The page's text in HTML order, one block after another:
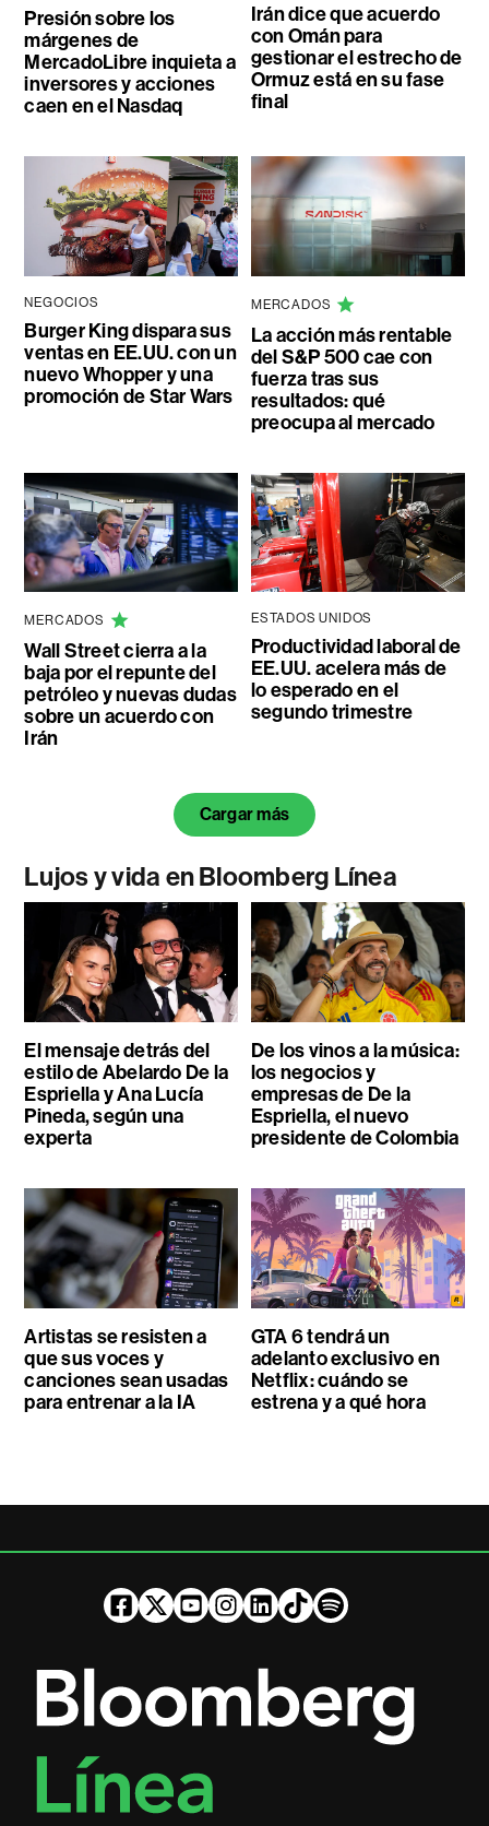
Presión sobre los
márgenes de
MercadoLibre inquieta a
inversores y acciones
caen en el Nasdaq
Irán dice que acuerdo
con Omán para
gestionar el estrecho de
Ormuz está en su fase
final
NEGOCIOS
Burger King dispara sus
ventas en EE.UU. con un
nuevo Whopper y una
promoción de Star Wars
MERCADOS
La acción más rentable
del S&P 500 cae con
fuerza tras sus
resultados: qué
preocupa al mercado
MERCADOS
Wall Street cierra a la
baja por el repunte del
petróleo y nuevas dudas
sobre un acuerdo con
Irán
ESTADOS UNIDOS
Productividad laboral de
EE.UU. acelera más de
lo esperado en el
segundo trimestre
Cargar más
Lujos y vida en Bloomberg Línea
El mensaje detrás del
estilo de Abelardo De la
Espriella y Ana Lucía
Pineda, según una
experta
De los vinos a la música:
los negocios y
empresas de De la
Espriella, el nuevo
presidente de Colombia
Artistas se resisten a
que sus voces y
canciones sean usadas
para entrenar a la IA
GTA 6 tendrá un
adelanto exclusivo en
Netflix: cuándo se
estrena y a qué hora